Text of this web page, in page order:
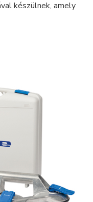
készülnek, amely